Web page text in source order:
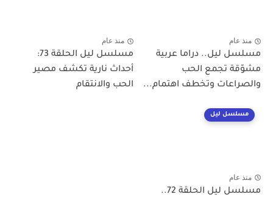
منذ عام
مسلسل ليل.. دراما عربية
مشوّقة تجمع الحب
والصراعات وتخطف اهتمام...
منذ عام
مسلسل ليل الحلقة 73:
أحداث نارية تكشف مصير
الحب والانتقام
مسلسل ليل
منذ عام
مسلسل ليل الحلقة 72..